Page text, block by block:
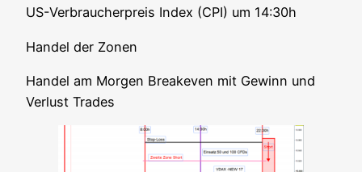
US-Ver­brau­cher­preis Index (CPI) um 14:30h
Han­del der Zonen
Han­del am Mor­gen Brea­k­e­ven mit Gewinn und
Ver­lust Trades